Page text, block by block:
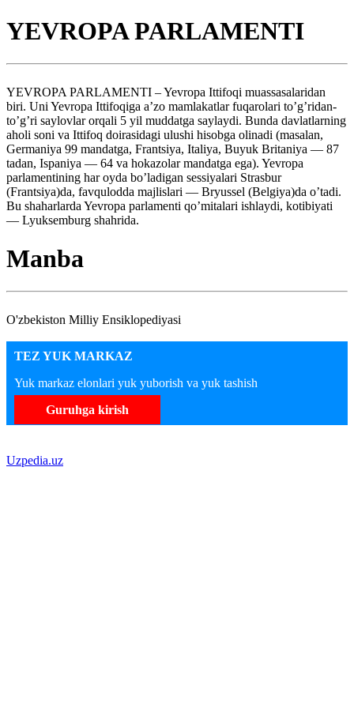
YEVROPA PARLAMENTI
YEVROPA PARLAMENTI – Yevropa Ittifoqi muassasalaridan
biri. Uni Yevropa Ittifoqiga a’zo mamlakatlar fuqarolari to’g’ridan-
to’g’ri saylovlar orqali 5 yil muddatga saylaydi. Bunda davlatlarning
aholi soni va Ittifoq doirasidagi ulushi hisobga olinadi (masalan,
Germaniya 99 mandatga, Frantsiya, Italiya, Buyuk Britaniya — 87
tadan, Ispaniya — 64 va hokazolar mandatga ega). Yevropa
parlamentining har oyda bo’ladigan sessiyalari Strasbur
(Frantsiya)da, favqulodda majlislari — Bryussel (Belgiya)da o’tadi.
Bu shaharlarda Yevropa parlamenti qo’mitalari ishlaydi, kotibiyati
— Lyuksemburg shahrida.
Manba
O'zbekiston Milliy Ensiklopediyasi
TEZ YUK MARKAZ
Yuk markaz elonlari yuk yuborish va yuk tashish
Guruhga kirish
Uzpedia.uz